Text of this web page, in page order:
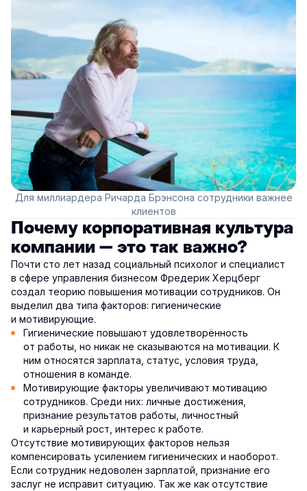
Для миллиардера Ричарда Брэнсона сотрудники важнее
клиентов
Почему корпоративная культура
компании — это так важно?
Почти сто лет назад социальный психолог и специалист
в сфере управления бизнесом Фредерик Херцберг
создал теорию повышения мотивации сотрудников. Он
выделил два типа факторов: гигиенические
и мотивирующие.
Гигиенические повышают удовлетворённость
от работы, но никак не сказываются на мотивации. К
ним относятся зарплата, статус, условия труда,
отношения в команде.
Мотивирующие факторы увеличивают мотивацию
сотрудников. Среди них: личные достижения,
признание результатов работы, личностный
и карьерный рост, интерес к работе.
Отсутствие мотивирующих факторов нельзя
компенсировать усилением гигиенических и наоборот.
Если сотрудник недоволен зарплатой, признание его
заслуг не исправит ситуацию. Так же как отсутствие